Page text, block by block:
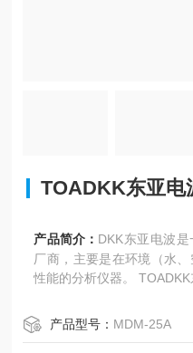
TOADKK东亚电
产品简介： DKK东亚电波
厂商，主要是在环境（水
性能的分析仪
产品型号： MDM-25A